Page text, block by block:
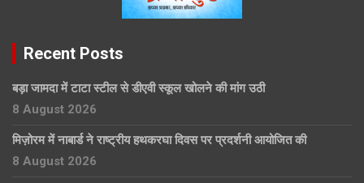
Recent Posts
बड़ा जामदा में टाटा स्टील से डीएवी स्कूल खोलने की मांग उठी
8 August 2026
मिज़ोरम में नाबार्ड ने राष्ट्रीय हथकरघा दिवस पर प्रदर्शनी आयोजित की
8 August 2026